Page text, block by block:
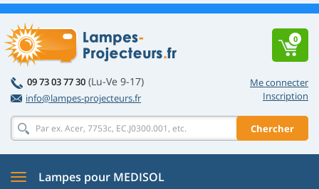
Me connecter
Inscription
09 73 03 77 30 (Lu-Ve 9-17)
info@lampes-projecteurs.fr
Chercher
0
Lampes pour MEDISOL